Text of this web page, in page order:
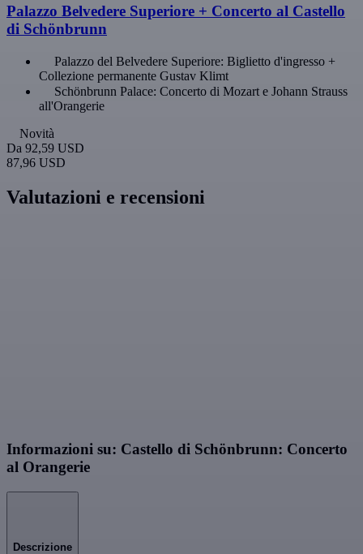
Palazzo Belvedere Superiore + Concerto al Castello
di Schönbrunn
Palazzo del Belvedere Superiore: Biglietto d'ingresso +
Collezione permanente Gustav Klimt
Schönbrunn Palace: Concerto di Mozart e Johann Strauss
all'Orangerie
Novità
Da 92,59 USD
87,96 USD
Valutazioni e recensioni
Informazioni su: Castello di Schönbrunn: Concerto
al Orangerie
Descrizione